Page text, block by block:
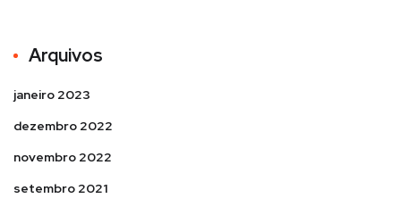
Arquivos
janeiro 2023
dezembro 2022
novembro 2022
setembro 2021